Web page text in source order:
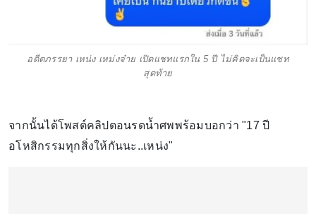
อดีตภรรยา เหน่ง เหม่งจ๋าย เปิดแชทแรกใน 5 ปี ไม่คิดจะเป็นแชท
สุดท้าย
จากนั้นได้โพสต์คลิปตอนรดน้ำศพพร้อมบอกว่า "17 ปี
อโหสิกรรมทุกสิ่งให้กันนะ..เหน่ง"